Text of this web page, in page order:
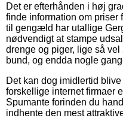
Det er efterhånden i høj
finde information om priser
til gengæld har utallige
nødvendigt at stampe
drenge og piger, lige så
bund, og endda nogle
Det kan dog imidlertid
forskellige internet firmaer
Spumante forinden du
indhente den mest